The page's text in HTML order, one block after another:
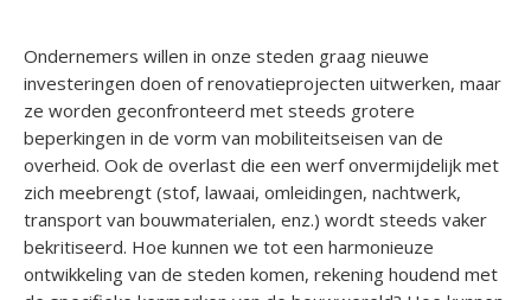
Ondernemers willen in onze steden graag nieuwe
investeringen doen of renovatieprojecten uitwerken, maar
ze worden geconfronteerd met steeds grotere
beperkingen in de vorm van mobiliteitseisen van de
overheid. Ook de overlast die een werf onvermijdelijk met
zich meebrengt (stof, lawaai, omleidingen, nachtwerk,
transport van bouwmaterialen, enz.) wordt steeds vaker
bekritiseerd. Hoe kunnen we tot een harmonieuze
ontwikkeling van de steden komen, rekening houdend met